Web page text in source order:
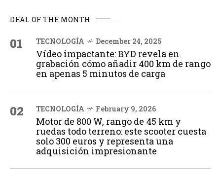
DEAL OF THE MONTH
01 TECNOLOGÍA December 24, 2025
Vídeo impactante: BYD revela en
grabación cómo añadir 400 km de rango
en apenas 5 minutos de carga
02 TECNOLOGÍA February 9, 2026
Motor de 800 W, rango de 45 km y
ruedas todo terreno: este scooter cuesta
solo 300 euros y representa una
adquisición impresionante